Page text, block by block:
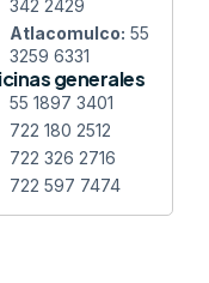
342 2429
Atlacomulco: 55
3259 6331
generales
55 1897 3401
722 180 2512
722 326 2716
722 597 7474